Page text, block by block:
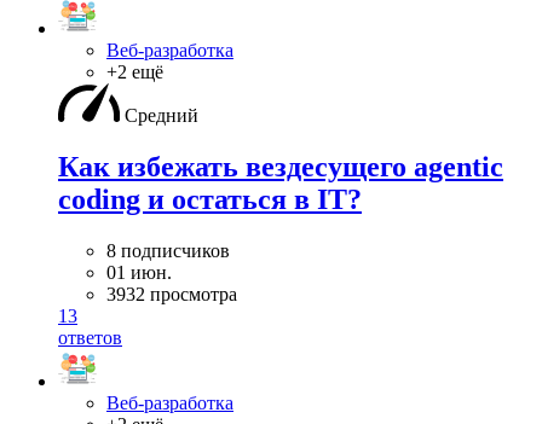
Веб-разработка
+2 ещё
Средний
Как избежать вездесущего agentic
coding и остаться в IT?
8 подписчиков
01 июн.
3932 просмотра
13
ответов
Веб-разработка